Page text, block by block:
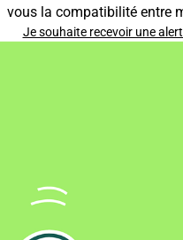
vous la compatibilité entre
Je souhaite recevoir une